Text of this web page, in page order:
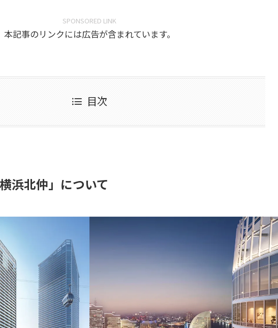
SPONSORED LINK
本記事のリンクには広告が含まれています。
目次
浜北仲」について